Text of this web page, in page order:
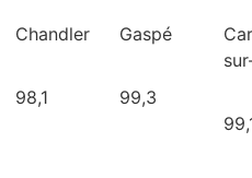
Chandler
98,1
Gaspé
99,3